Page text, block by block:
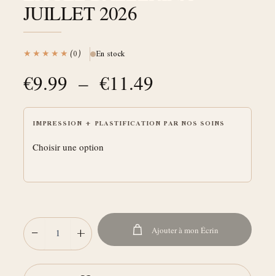
JUILLET 2026
★★★★★(0) En stock
€9.99 – €11.49
IMPRESSION + PLASTIFICATION PAR NOS SOINS
− + Ajouter à mon Écrin